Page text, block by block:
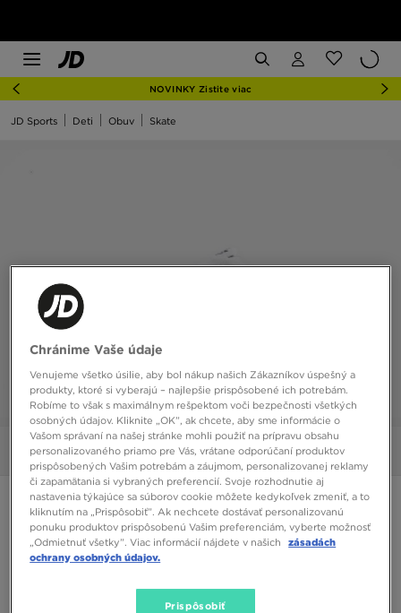
NOVINKY Zistite viac
JD Sports Deti Obuv Skate
Obrázky 360°
ADIDAS NIZZA LO
22,00 €
Chránime Vaše údaje
Venujeme všetko úsilie, aby bol nákup našich Zákazníkov úspešný a
produkty, ktoré si vyberajú – najlepšie prispôsobené ich potrebám.
Robíme to však s maximálnym rešpektom voči bezpečnosti všetkých
osobných údajov. Kliknite „OK”, ak chcete, aby sme informácie o
Vašom správaní na našej stránke mohli použiť na prípravu obsahu
personalizovaného priamo pre Vás, vrátane odporúčaní produktov
prispôsobených Vašim potrebám a záujmom, personalizovanej reklamy
či zapamätania si vybraných preferencií. Svoje rozhodnutie aj
nastavenia týkajúce sa súborov cookie môžete kedykoľvek zmeniť, a to
kliknutím na „Prispôsobiť”. Ak nechcete dostávať personalizovanú
ponuku produktov prispôsobenú Vašim preferenciám, vyberte možnosť
„Odmietnuť všetky”. Viac informácií nájdete v našich
zásadách
ochrany osobných údajov.
Prispôsobiť